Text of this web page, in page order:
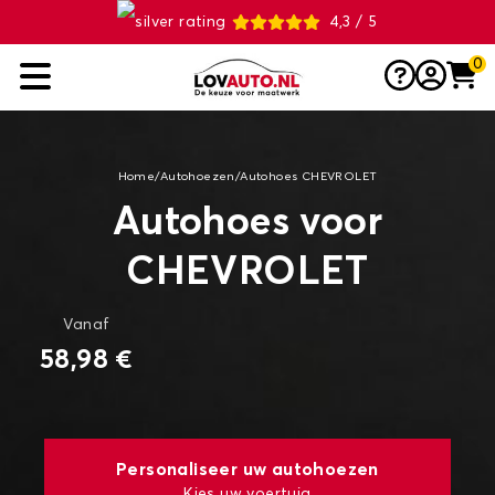
4,3 / 5
0
Home/Autohoezen /Autohoes CHEVROLET
Autohoes voor
CHEVROLET
Vanaf
58,98 €
Personaliseer uw autohoezen